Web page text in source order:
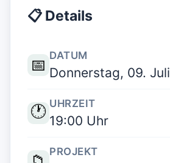
📋 Details
📅
DATUM
Donnerstag, 09.
🕐 UHRZEIT
19:00 Uhr
PROJEKT